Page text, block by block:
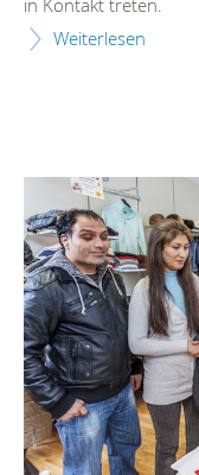
Weiterlesen